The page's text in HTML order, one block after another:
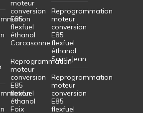
moteur
conversion
E85
flexfuel
éthanol
Carcasonne
Reprogrammation
moteur
conversion
E85
flexfuel
éthanol
Foix
Reprogrammation
moteur
conversion
E85
flexfuel
éthanol
Saint-Jean
Reprogrammation
moteur
conversion
E85
flexfuel